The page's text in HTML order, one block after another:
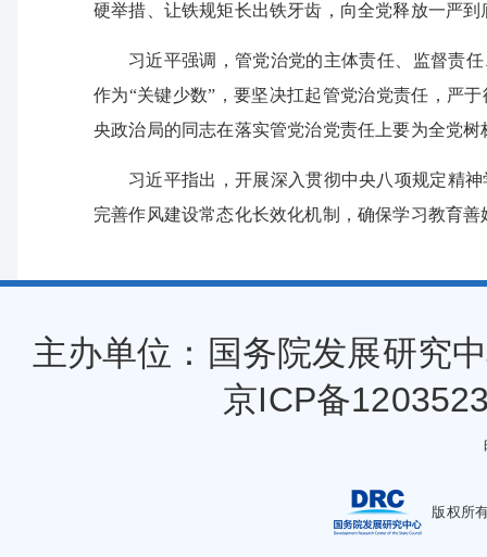
硬举措、让铁规矩长出铁牙齿，向全党释放一严
习近平强调，管党治党的主体责任、监督责
作为“关键少数”，要坚决扛起管党治党责任，严
央政治局的同志在落实管党治党责任上要为全党树
习近平指出，开展深入贯彻中央八项规定精
完善作风建设常态化长效化机制，确保学习教育
主办单位：国务院发展研究
京ICP备
版权所